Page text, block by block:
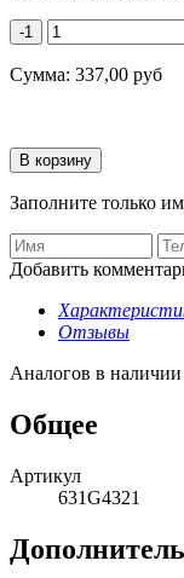
-1
Сумма: 337,00 руб
Заполните только
Добавить
Отзывы
Аналогов в наличии
Общее
Артикул
631G4321